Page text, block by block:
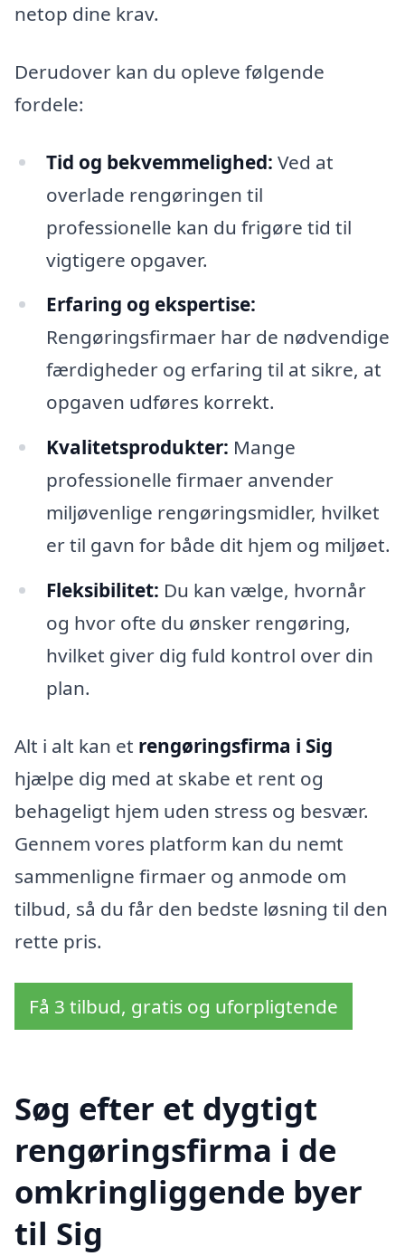
netop dine krav.
Derudover kan du opleve følgende
fordele:
Tid og bekvemmelighed: Ved at
overlade rengøringen til
professionelle kan du frigøre tid til
vigtigere opgaver.
Erfaring og ekspertise:
Rengøringsfirmaer har de nødvendige
færdigheder og erfaring til at sikre, at
opgaven udføres korrekt.
Kvalitetsprodukter: Mange
professionelle firmaer anvender
miljøvenlige rengøringsmidler, hvilket
er til gavn for både dit hjem og miljøet.
Fleksibilitet: Du kan vælge, hvornår
og hvor ofte du ønsker rengøring,
hvilket giver dig fuld kontrol over din
plan.
Alt i alt kan et rengøringsfirma i Sig
hjælpe dig med at skabe et rent og
behageligt hjem uden stress og besvær.
Gennem vores platform kan du nemt
sammenligne firmaer og anmode om
tilbud, så du får den bedste løsning til den
rette pris.
Få 3 tilbud, gratis og uforpligtende
Søg efter et dygtigt
rengøringsfirma i de
omkringliggende byer
til Sig